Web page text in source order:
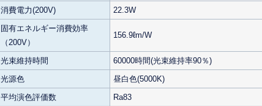
消費電力(200V)
22.3W
固有エネルギー消費効率
（200V）
156.9ℓm/W
光束維持時間
60000時間(光束維持率90％)
光源色
昼白色(5000K)
平均演色評価数
Ra83